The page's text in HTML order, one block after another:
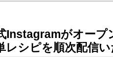
Instagramがオープ
レシピを順次配信